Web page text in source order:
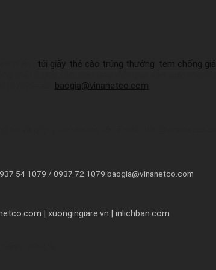
túi giấy, thẻ cào trúng thưởng tem chống giả
baogia@vinanetco.com
54 1079 / 0937 72 1079 baogia@vinanetco.com
| xuongingiare.vn | inlichban.com